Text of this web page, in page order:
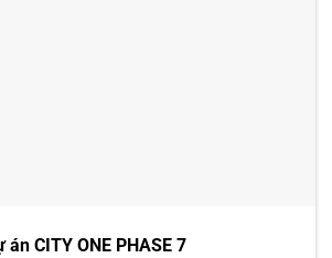
án CITY ONE PHASE 7